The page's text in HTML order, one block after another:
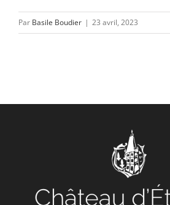
NOUS SUIVRE
Par Basile Boudier | 23 avril, 2023